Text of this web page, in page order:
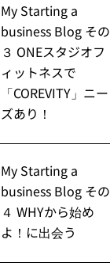
My Starting a
business Blog その
３ ONEスタジオフ
ィットネスで
「COREVITY」ニー
ズあり！
My Starting a
business Blog その
４ WHYから始め
よ！に出会う